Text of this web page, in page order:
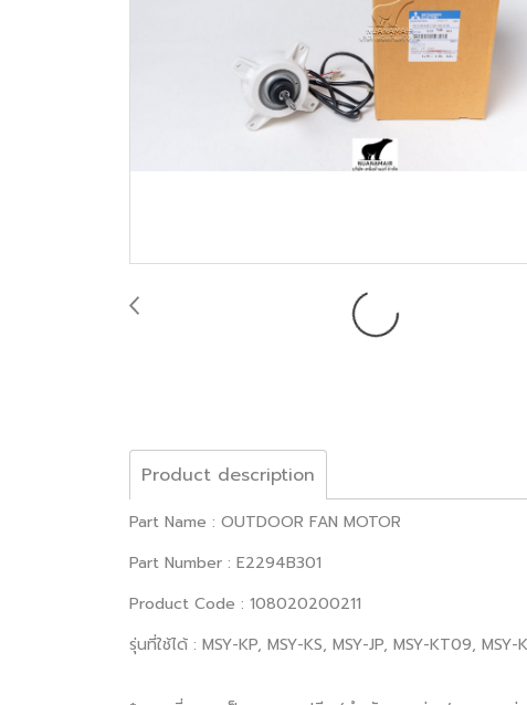
Product description
Part Name : OUTDOOR FAN MOTOR
Part Number : E2294B301
Product Code : 108020200211
รุ่นที่ใช้ได้ : MSY-KP, MSY-KS, MSY-JP, MSY-KT09, MSY-